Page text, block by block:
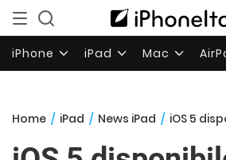
iPhone iPad Mac
Home / iPad / News iPad / iOS 5